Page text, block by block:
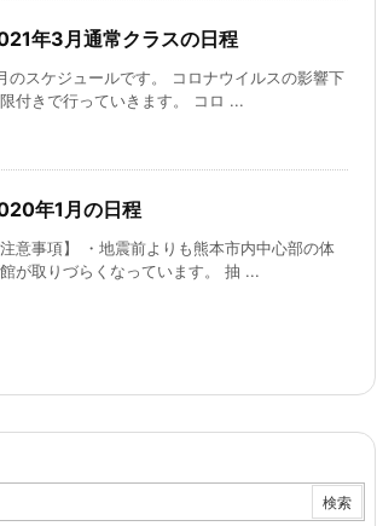
年3月通常クラスの日程
のスケジュールです。 コロナウイルスの影響下
付きで行っていきます。 コロ ...
年1月の日程
注意事項】 ・地震前よりも熊本市内中心部の体
が取りづらくなっています。 抽 ...